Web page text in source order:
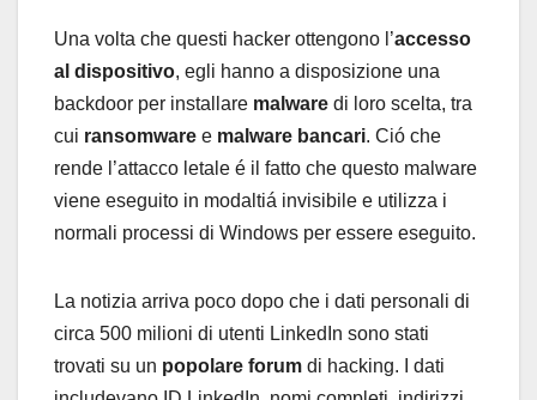
Una volta che questi hacker ottengono l’accesso
al dispositivo, egli hanno a disposizione una
backdoor per installare malware di loro scelta, tra
cui ransomware e malware bancari. Ció che
rende l’attacco letale é il fatto che questo malware
viene eseguito in modaltiá invisibile e utilizza i
normali processi di Windows per essere eseguito.
La notizia arriva poco dopo che i dati personali di
circa 500 milioni di utenti LinkedIn sono stati
trovati su un popolare forum di hacking. I dati